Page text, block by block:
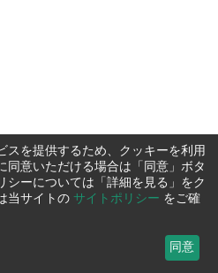
スを提供するため、クッキーを利用
同意いただける場合は「同意」ボタ
シーについては「詳細を見る」をク
当サイトの サイトポリシー をご確
同意